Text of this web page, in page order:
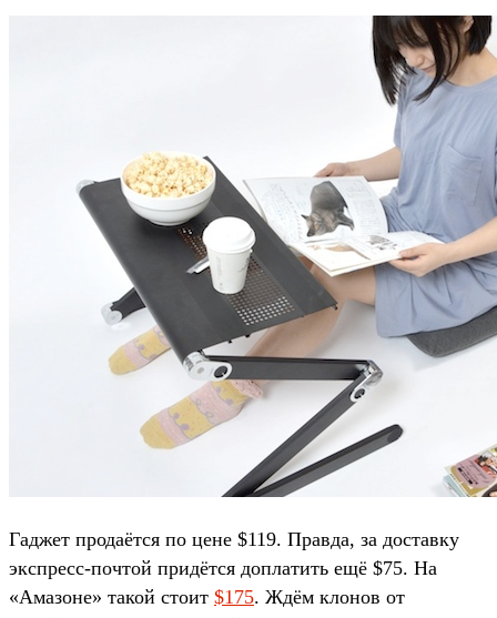
Гаджет продаётся по цене $119. Правда, за доставку
экспресс-почтой придётся доплатить ещё $75. На
«Амазоне» такой стоит $175. Ждём клонов от